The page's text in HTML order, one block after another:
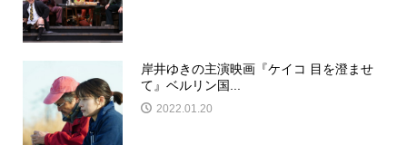
岸井ゆきの主演映画『ケイコ 目を澄ませ
て』ベルリン国...
2022.01.20